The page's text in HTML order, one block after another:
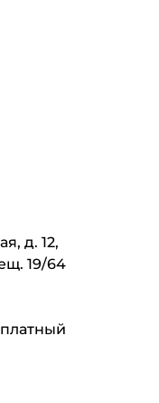
д. 12,
19/64